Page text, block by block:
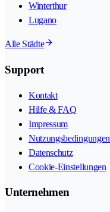
Winterthur
Lugano
Alle Städte
Support
Kontakt
Hilfe & FAQ
Impressum
Nutzungsbedingungen
Datenschutz
Cookie-Einstellungen
Unternehmen